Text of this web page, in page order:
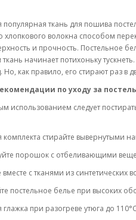
ткань для пошива
хлопкового волокна способом
и прочность. Постельное
начинает потихоньку
как правило, его стирают раз в
по уходу за
использованием следует
комплекта стирайте вывернутыми
порошок с отбеливающими
вместе с тканями из синтетических
постельное белье при высоких
глажка при разогреве утюга до